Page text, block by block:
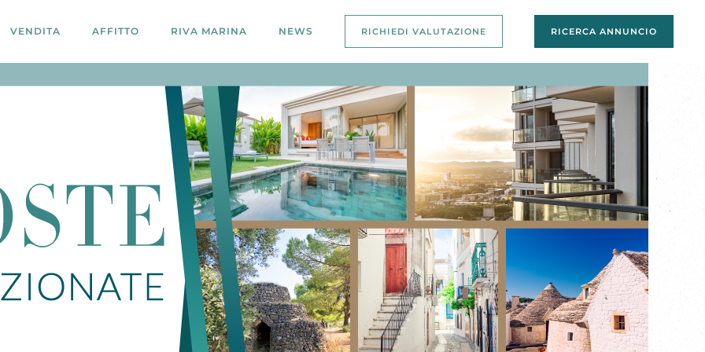
VENDITA AFFITTO RIVA MARINA NEWS RICHIEDI VALUTAZIONE RICERCA ANNUNCIO